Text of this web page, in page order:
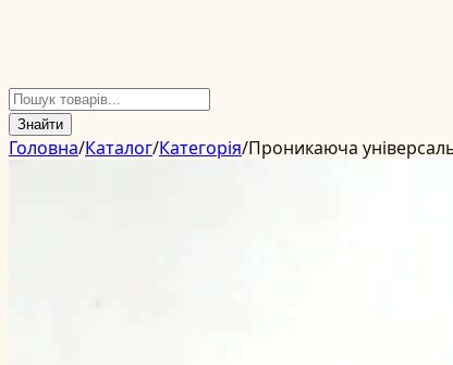
Знайти
Головна/Каталог/Категорія/Проникаюча